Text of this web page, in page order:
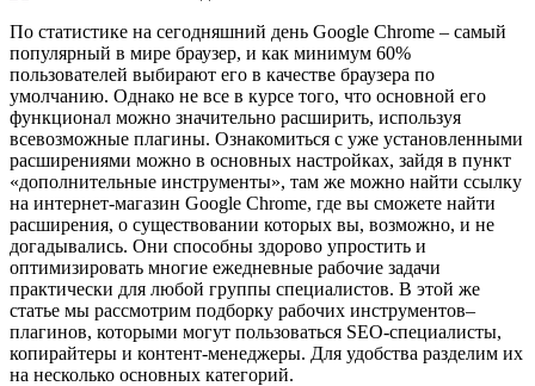
По статистике на сегодняшний день Google Chrome – самый
популярный в мире браузер, и как минимум 60%
пользователей выбирают его в качестве браузера по
умолчанию. Однако не все в курсе того, что основной его
функционал можно значительно расширить, используя
всевозможные плагины. Ознакомиться с уже установленными
расширениями можно в основных настройках, зайдя в пункт
«дополнительные инструменты», там же можно найти ссылку
на интернет-магазин Google Chrome, где вы сможете найти
расширения, о существовании которых вы, возможно, и не
догадывались. Они способны здорово упростить и
оптимизировать многие ежедневные рабочие задачи
практически для любой группы специалистов. В этой же
статье мы рассмотрим подборку рабочих инструментов–
плагинов, которыми могут пользоваться SEO-специалисты,
копирайтеры и контент-менеджеры. Для удобства разделим их
на несколько основных категорий.